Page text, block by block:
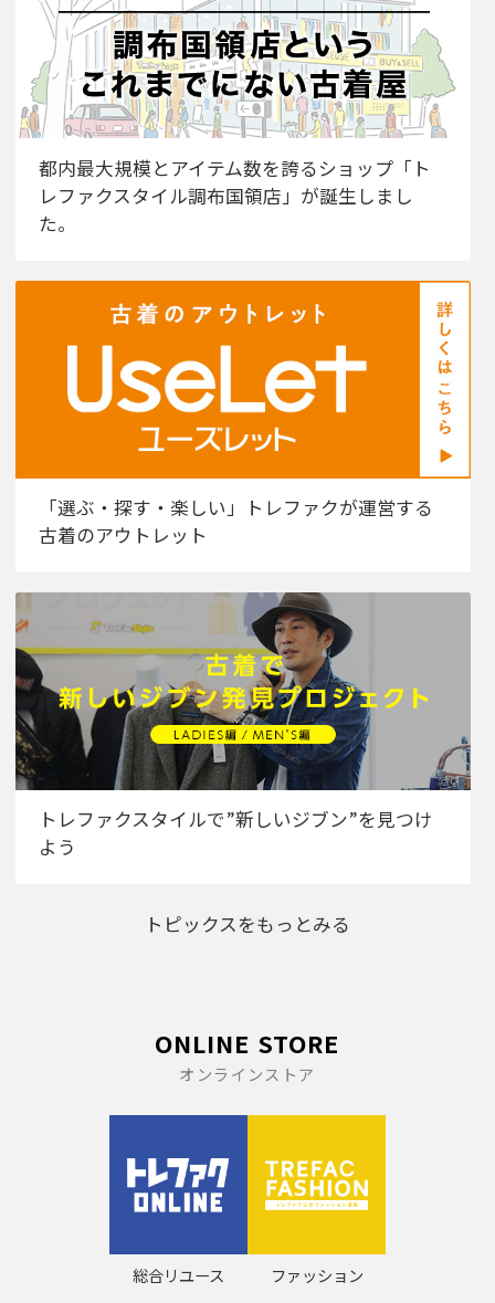
都内最大規模とアイテム数を誇るショップ「ト
レファクスタイル調布国領店」が誕生しまし
た。
「選ぶ・探す・楽しい」トレファクが運営する
古着のアウトレット
トレファクスタイルで”新しいジブン”を見つけ
よう
トピックスをもっとみる
ONLINE STORE
オンラインストア
総合リユース ファッション